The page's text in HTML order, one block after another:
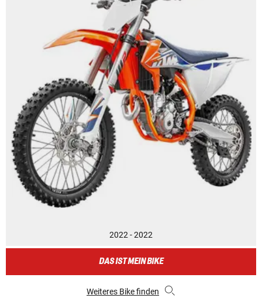
2022 - 2022
DAS IST MEIN BIKE
Weiteres Bike finden